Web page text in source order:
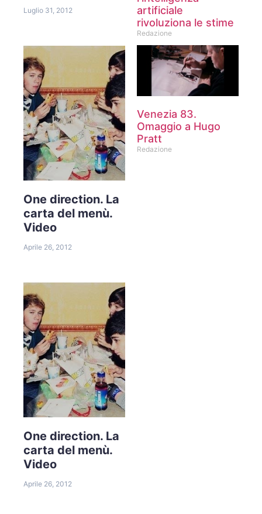
Luglio 31, 2012
One direction. La
carta del menù.
Video
Aprile 26, 2012
One direction. La
carta del menù.
Video
Aprile 26, 2012
artificiale
rivoluziona le stime
Redazione
Venezia 83.
Omaggio a Hugo
Pratt
Redazione